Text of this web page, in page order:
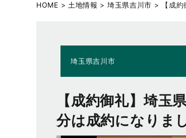
HOME > 土地情報 > 埼玉県吉川市 > 【成
埼玉県吉川市
【成約御礼】埼
分は成約になりま